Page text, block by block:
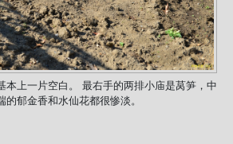
本上一片空白。 最右手的两排小庙是莴笋，中
郁金香和水仙花都很惨淡。